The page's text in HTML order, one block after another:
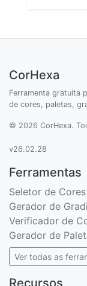
CorHexa
Ferramenta gratuita
de cores, paletas,
© 2026 CorHexa.
v26.02.28
Ferramentas
Seletor de Cores
Gerador de
Verificador de
Gerador de
Ver todas as
Recursos